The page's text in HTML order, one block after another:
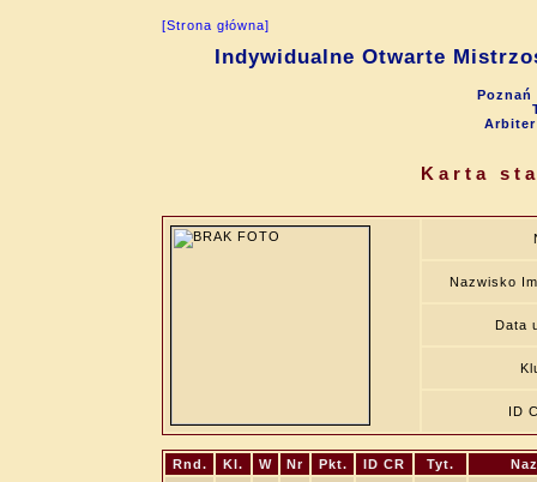
[Strona główna]
Indywidualne Otwarte
Poznań
Karta
Nazwisko
Data
ID
Rnd. Kl. W Nr Pkt. ID CR Tyt.